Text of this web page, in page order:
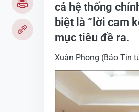
cả hệ thống
biệt là “lời cam
mục tiêu đề ra.
Xuân Phong (Báo Tin